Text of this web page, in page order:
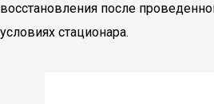
восстановления после
условиях стационара.